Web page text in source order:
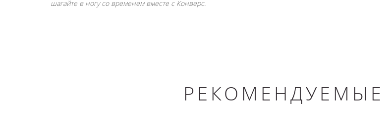
шагайте в ногу со временем вместе с Конверс.
РЕКОМЕНДУЕМЫЕ